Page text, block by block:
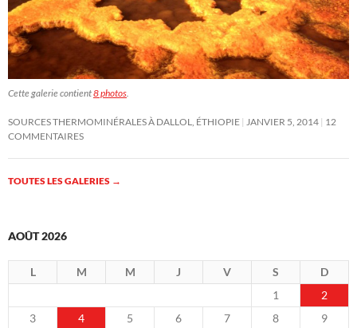
Cette galerie contient8 photos
SOURCES THERMOMINÉRALES À DALLOL, ÉTHIOPIE JANVIER 5, 2014 12
COMMENTAIRES
TOUTES LES GALERIES →
AOÛT 2026
L M M J V S
D
1
2
3
4 5 6 7 8
9